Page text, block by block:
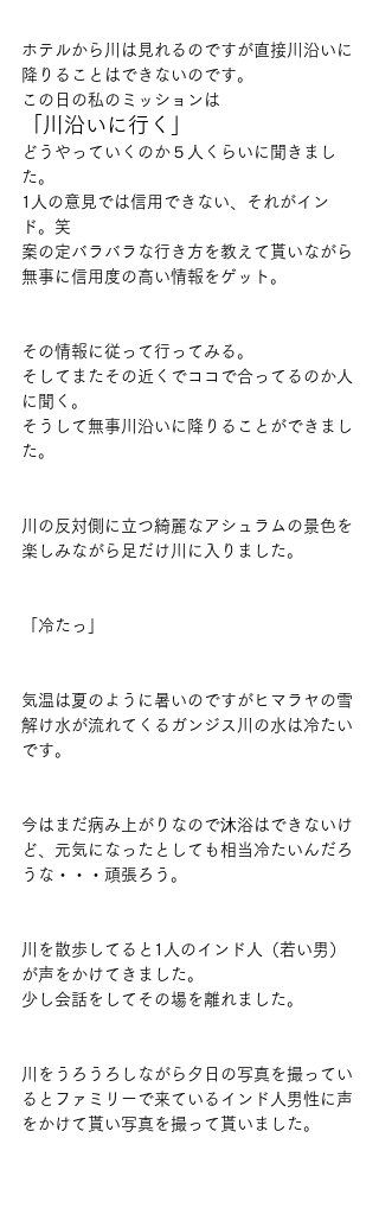
ホテルから川は見れるのですが直接川沿いに
降りることはできないのです。
この日の私のミッションは
「川沿いに行く」
どうやっていくのか５人くらいに聞きまし
た。
1人の意見では信用できない、それがイン
ド。笑
案の定バラバラな行き方を教えて貰いながら
無事に信用度の高い情報をゲット。
その情報に従って行ってみる。
そしてまたその近くでココで合ってるのか人
に聞く。
そうして無事川沿いに降りることができまし
た。
川の反対側に立つ綺麗なアシュラムの景色を
楽しみながら足だけ川に入りました。
「冷たっ」
気温は夏のように暑いのですがヒマラヤの雪
解け水が流れてくるガンジス川の水は冷たい
です。
今はまだ病み上がりなので沐浴はできないけ
ど、元気になったとしても相当冷たいんだろ
うな・・・頑張ろう。
川を散歩してると1人のインド人（若い男）
が声をかけてきました。
少し会話をしてその場を離れました。
川をうろうろしながら夕日の写真を撮ってい
るとファミリーで来ているインド人男性に声
をかけて貰い写真を撮って貰いました。